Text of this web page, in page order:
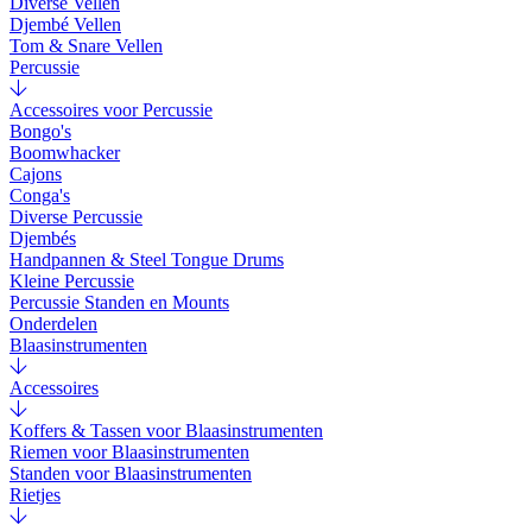
Djembé Vellen
Tom & Snare Vellen
Percussie
Accessoires voor Percussie
Bongo's
Boomwhacker
Cajons
Conga's
Diverse Percussie
Djembés
Handpannen & Steel Tongue Drums
Kleine Percussie
Percussie Standen en Mounts
Onderdelen
Blaasinstrumenten
Accessoires
Koffers & Tassen voor Blaasinstrumenten
Riemen voor Blaasinstrumenten
Standen voor Blaasinstrumenten
Rietjes